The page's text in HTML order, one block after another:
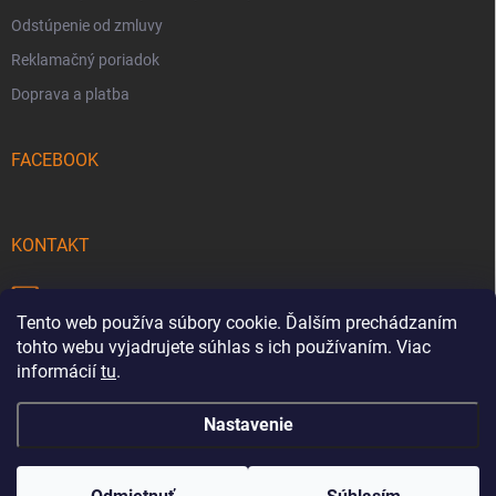
Tento web používa súbory cookie. Ďalším prechádzaním
tohto webu vyjadrujete súhlas s ich používaním. Viac
informácií tu.
Nastavenie
Odstúpenie od zmluvy
Reklamačný poriadok
Doprava a platba
FACEBOOK
KONTAKT
0940 644 322
Copyright 2026pecmaniak.store. Všetky práva vyhradené.Upraviť